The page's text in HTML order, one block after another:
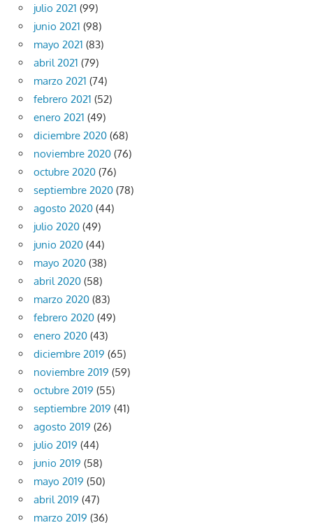
julio 2021 (99)
junio 2021 (98)
mayo 2021 (83)
abril 2021 (79)
marzo 2021 (74)
febrero 2021 (52)
enero 2021 (49)
diciembre 2020 (68)
noviembre 2020 (76)
octubre 2020 (76)
septiembre 2020 (78)
agosto 2020 (44)
julio 2020 (49)
junio 2020 (44)
mayo 2020 (38)
abril 2020 (58)
marzo 2020 (83)
febrero 2020 (49)
enero 2020 (43)
diciembre 2019 (65)
noviembre 2019 (59)
octubre 2019 (55)
septiembre 2019 (41)
agosto 2019 (26)
julio 2019 (44)
junio 2019 (58)
mayo 2019 (50)
abril 2019 (47)
marzo 2019 (36)